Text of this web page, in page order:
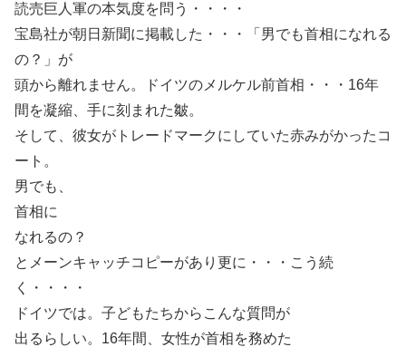
読売巨人軍の本気度を問う・・・・
宝島社が朝日新聞に掲載した・・・「男でも首相になれる
の？」が
頭から離れません。ドイツのメルケル前首相・・・16年
間を凝縮、手に刻まれた皺。
そして、彼女がトレードマークにしていた赤みがかったコ
ート。
男でも、
首相に
なれるの？
とメーンキャッチコピーがあり更に・・・こう続
く・・・・
ドイツでは。子どもたちからこんな質問が
出るらしい。16年間、女性が首相を務めた